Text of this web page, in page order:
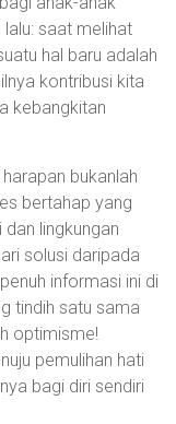
saat melihat
hal baru adalah
kontribusi kita
kebangkitan
bukanlah
bertahap yang
lingkungan
solusi daripada
informasi ini di
tindih satu sama
optimisme!
pemulihan hati
bagi diri sendiri